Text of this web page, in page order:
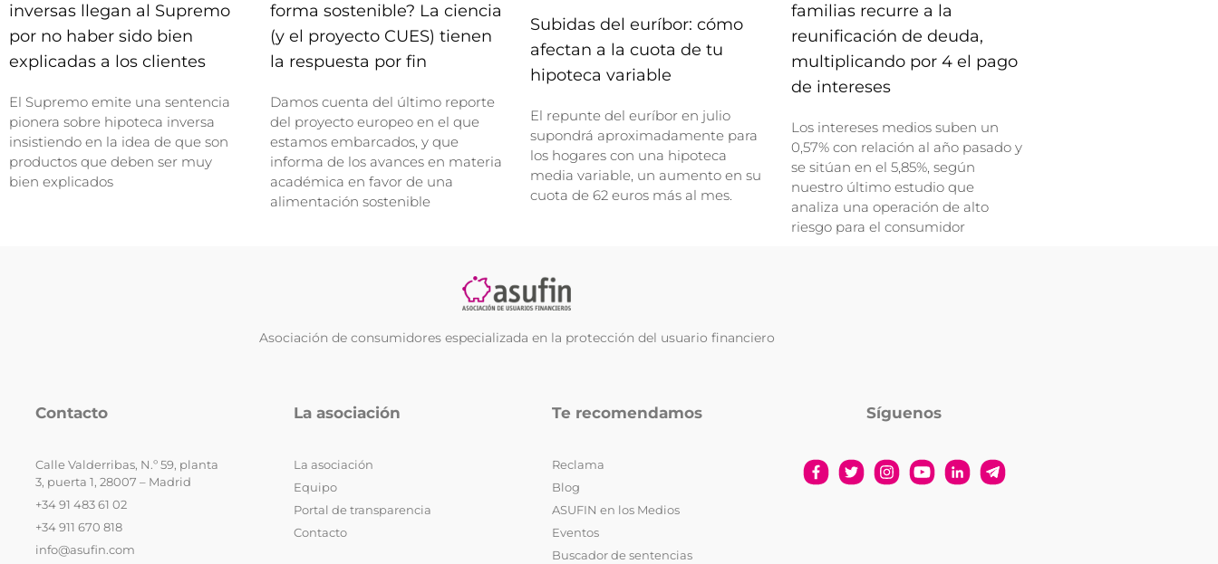
inversas llegan al Supremo
por no haber sido bien
explicadas a los clientes
El Supremo emite una sentencia
pionera sobre hipoteca inversa
insistiendo en la idea de que son
productos que deben ser muy
bien explicados
forma sostenible? La ciencia
(y el proyecto CUES) tienen
la respuesta por fin
Damos cuenta del último reporte
del proyecto europeo en el que
estamos embarcados, y que
informa de los avances en materia
académica en favor de una
alimentación sostenible
Subidas del euríbor: cómo
afectan a la cuota de tu
hipoteca variable
El repunte del euríbor en julio
supondrá aproximadamente para
los hogares con una hipoteca
media variable, un aumento en su
cuota de 62 euros más al mes.
familias recurre a la
reunificación de deuda,
multiplicando por 4 el pago
de intereses
Los intereses medios suben un
0,57% con relación al año pasado y
se sitúan en el 5,85%, según
nuestro último estudio que
analiza una operación de alto
riesgo para el consumidor
Asociación de consumidores especializada en la protección del usuario financiero
Contacto
Calle Valderribas, N.º 59, planta
3, puerta 1, 28007 – Madrid
+34 91 483 61 02
+34 911 670 818
info@asufin.com
La asociación
La asociación
Equipo
Portal de transparencia
Contacto
Te recomendamos
Reclama
Blog
ASUFIN en los Medios
Eventos
Buscador de sentencias
Síguenos